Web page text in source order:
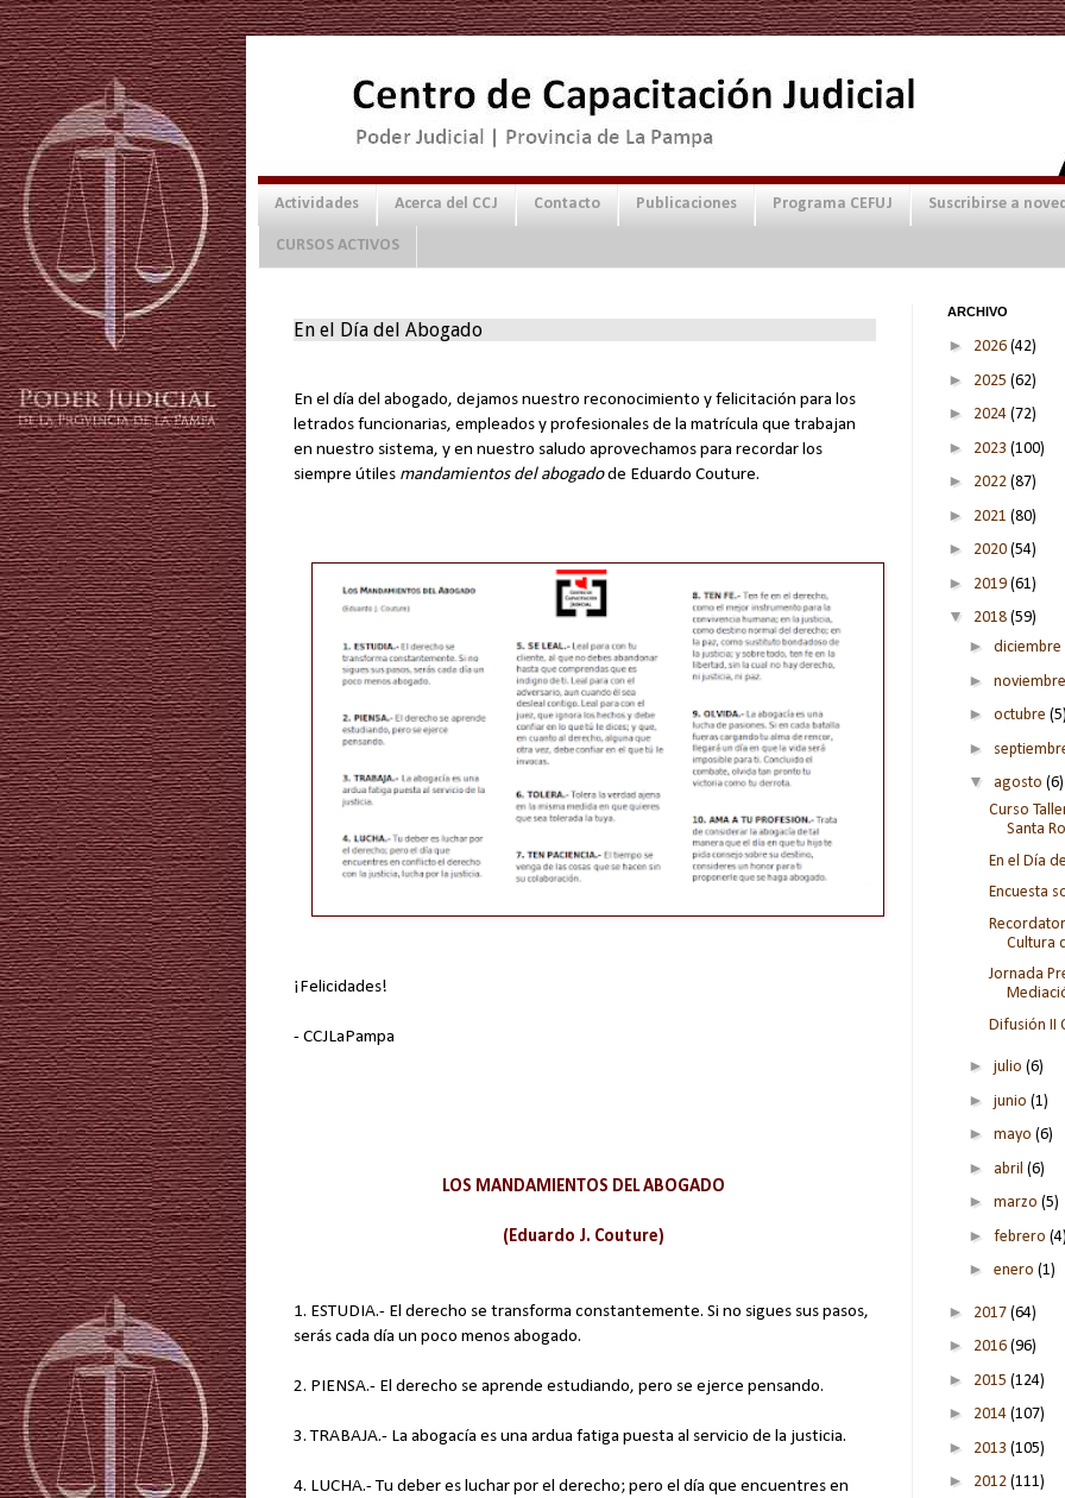
Actividades Acerca del CCJ Contacto Publicaciones Programa CEFUJ Suscribirse a
CURSOS ACTIVOS
En el Día del Abogado
En el día del abogado, dejamos nuestro reconocimiento y felicitación para los
letrados funcionarias, empleados y profesionales de la matrícula que trabajan
en nuestro sistema, y en nuestro saludo aprovechamos para recordar los
siempre útiles mandamientos del abogadode Eduardo Couture.
¡Felicidades!
- CCJLaPampa
LOS MANDAMIENTOS DEL ABOGADO
(Eduardo J. Couture)
1. ESTUDIA.- El derecho se transforma constantemente. Si no sigues sus pasos,
serás cada día un poco menos abogado.
2. PIENSA.- El derecho se aprende estudiando, pero se ejerce pensando.
3. TRABAJA.- La abogacía es una ardua fatiga puesta al servicio de la justicia.
4. LUCHA.- Tu deber es luchar por el derecho; pero el día que encuentres en
ARCHIVO
► 2026 (42)
► 2025 (62)
► 2024 (72)
► 2023 (100)
► 2022 (87)
► 2021 (80)
► 2020 (54)
► 2019 (61)
▼ 2018 (59)
► diciembre
►
► octubre
►
▼ agosto (6)
Curso
Santa
En el Día
Encuesta
Cultura
Jornada
Difusión II
► julio (6)
► junio (1)
► mayo (6)
► abril (6)
► marzo (5)
► febrero
► enero (1)
► 2017 (64)
► 2016 (96)
► 2015 (124)
► 2014 (107)
► 2013 (105)
► 2012 (111)